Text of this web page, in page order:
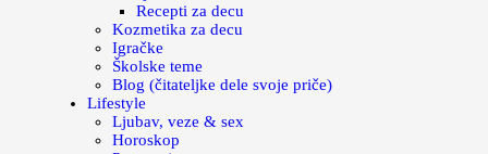
Recepti za decu
Kozmetika za decu
Igračke
Školske teme
Blog (čitateljke dele svoje priče)
Lifestyle
Ljubav, veze & sex
Horoskop